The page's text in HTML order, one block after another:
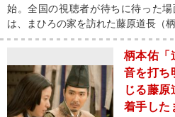
始。全国の視聴者が待ちに待った
は、まひろの家を訪れた藤原道長（
柄本佑「
音を打ち
じる藤原
着手した